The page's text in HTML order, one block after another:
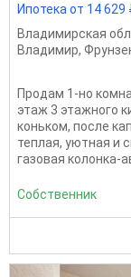
Ипотека от 14
Владимирская
Владимир,
Продам 1-но
этаж 3 этажного
коньком, после
теплая, уютная и
газовая колонка-
Собственник